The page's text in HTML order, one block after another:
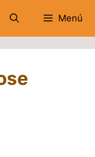
Menú